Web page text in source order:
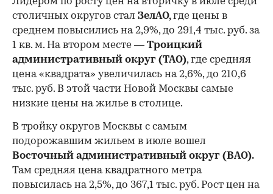
столичных округов стал ЗелАО,где цены в
среднем повысились на 2,9%, до 291,4 тыс. руб. за
1 кв. м. На втором месте — Троицкий
административный округ (ТАО), где средняя
цена «квадрата» увеличилась на 2,6%, до 210,6
тыс. руб. В этой части Новой Москвы самые
низкие цены на жилье в столице.
В тройку округов Москвы с самым
подорожавшим жильем в июле вошел
Восточный административный округ (ВАО).
Там средняя цена квадратного метра
повысилась на 2,5%, до 367,1 тыс. руб. Рост цен на